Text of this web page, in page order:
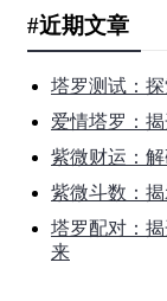
#近期文章
塔罗测试：
爱情塔罗：
紫微财运：
紫微斗数：
塔罗配对：
来